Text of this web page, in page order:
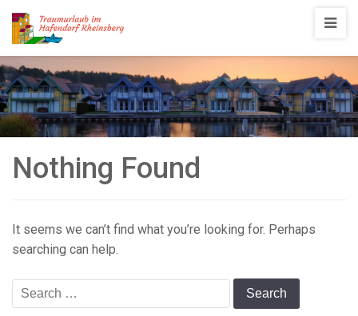
Traumurlaub
im
Hafendorf
Rheinsberg
Nothing Found
It seems we can’t find what you’re looking for. Perhaps
searching can help.
Search
for: